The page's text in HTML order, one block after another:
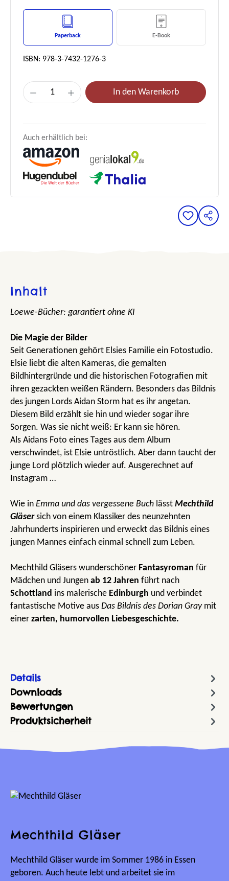
Paperback E-Book
ISBN: 978-3-7432-1276-3
Produkt Anzahl: Gib den gewünschten
In den Warenkorb
Auch erhältlich bei:
Inhalt
Loewe-Bücher: garantiert ohne KI
Die Magie der Bilder
Seit Generationen gehört Elsies Familie ein Fotostudio.
Elsie liebt die alten Kameras, die gemalten
Bildhintergründe und die historischen Fotografien mit
ihren gezackten weißen Rändern. Besonders das Bildnis
des jungen Lords Aidan Storm hat es ihr angetan.
Diesem Bild erzählt sie hin und wieder sogar ihre
Sorgen. Was sie nicht weiß: Er kann sie hören.
Als Aidans Foto eines Tages aus dem Album
verschwindet, ist Elsie untröstlich. Aber dann taucht der
junge Lord plötzlich wieder auf. Ausgerechnet auf
Instagram …
Wie in Emma und das vergessene Buch lässt Mechthild
Gläsersich von einem Klassiker des neunzehnten
Jahrhunderts inspirieren und erweckt das Bildnis eines
jungen Mannes einfach einmal schnell zum Leben.
Mechthild Gläsers wunderschöner Fantasyroman für
Mädchen und Jungen ab 12 Jahren führt nach
Schottland ins malerische Edinburgh und verbindet
fantastische Motive aus Das Bildnis des Dorian Graymit
einer zarten, humorvollen Liebesgeschichte.
Details
Downloads
Bewertungen
Produktsicherheit
Mechthild Gläser
Mechthild Gläser wurde im Sommer 1986 in Essen
geboren. Auch heute lebt und arbeitet sie im